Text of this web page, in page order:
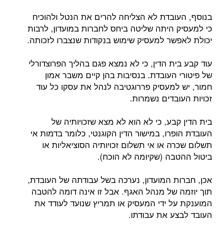
בנוסף, העובדת לא הצליחה להרים את הנטל ולהוכיח
כי למעסיק היתה שליטה ביחס לחברות במועדון, לרבות
יכולת לאפשר למעסיק שימוש בנקודות שנצברו לזכותה.
עוד קבע בית הדין, כי לא נמצא פגם בהליך הפרוצדורלי
של פיטורי העובדת. בנסיבות בהן קיים משבר אמון
חמור, יש למעסיק פררוגטיבה לנהל את עסקו כל עוד
זכויות העובדים נשמרות.
בית הדין קבע, כי לא הוא לא מצא שזכויותיה של
העובדת הופרו, במישור הדין הקוגנטי, כלומר בדמות אי
תשלום שכרה או אי תשלום זכויותיה הסוציאליות או
ביטול ההטבה (שקיומה לא הוכח).
אכן, חברות המועדון, נערכה בשל עבודתה של העובדת,
תוך יוזמה של מנהל האגף. אבל זו אינה דומה להטבה
המוענקת על ידי המעסיק או תמריץ שנועד לעודד את
העובד לבצע את עבודתו.